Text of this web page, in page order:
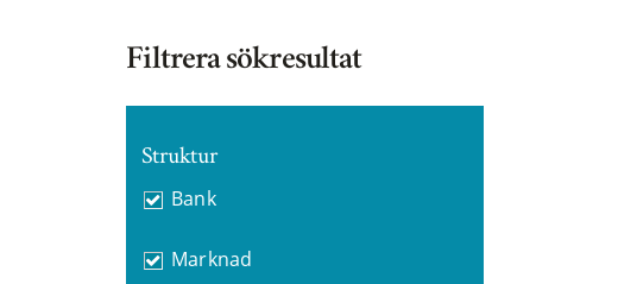
Filtrera sökresultat
Struktur
Bank
Marknad